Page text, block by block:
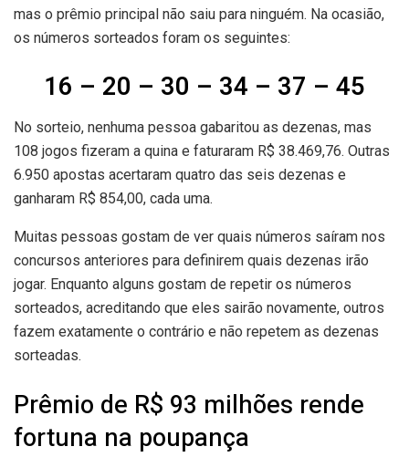
mas o prêmio principal não saiu para ninguém. Na ocasião,
os números sorteados foram os seguintes:
16 – 20 – 30 – 34 – 37 – 45
No sorteio, nenhuma pessoa gabaritou as dezenas, mas
108 jogos fizeram a quina e faturaram R$ 38.469,76. Outras
6.950 apostas acertaram quatro das seis dezenas e
ganharam R$ 854,00, cada uma.
Muitas pessoas gostam de ver quais números saíram nos
concursos anteriores para definirem quais dezenas irão
jogar. Enquanto alguns gostam de repetir os números
sorteados, acreditando que eles sairão novamente, outros
fazem exatamente o contrário e não repetem as dezenas
sorteadas.
Prêmio de R$ 93 milhões rende
fortuna na poupança